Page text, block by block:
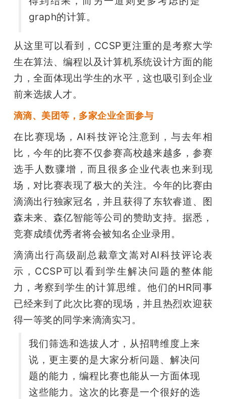
graph的计算。
从这里可以看到，CCSP更注重的是考察大学
生在算法、编程以及计算机系统设计方面的能
力，全面体现出学生的水平，这也吸引到企业
前来选拔人才。
滴滴、美团等，多家企业全面参与
在比赛现场，AI科技评论注意到，与去年相
比，今年的比赛不仅参赛高校越来越多，参赛
选手人数骤增，而且很多企业代表也来到现
场，对比赛表现了极大的关注。今年的比赛由
滴滴出行独家冠名，并且获得了东软睿道、图
森未来、森亿智能等公司的赞助支持。据悉，
竞赛成绩优秀者将会被知名企业录用。
滴滴出行高级副总裁章文嵩对AI科技评论表
示，CCSP可以看到学生解决问题的整体能
力，考察到学生的计算思维。他们的HR同事
已经来到了此次比赛的现场，并且热烈欢迎获
得一等奖的同学来滴滴实习。
我们筛选和选拔人才，从招聘维度上来
说，更主要的是大家分析问题、解决问
题的能力，编程比赛也能从一方面体现
这些能力。这次的比赛是一个很好的选